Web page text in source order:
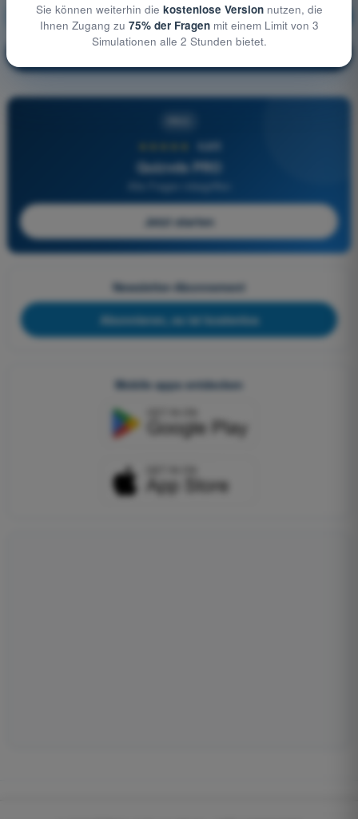
Meteorologie Ausbildung!
4,6/5
Quizvds PRO
Alle Fragen inbegriffen
Jetzt starten
Newsletter-Abonnement
Abonnieren, es ist kostenlos
Mobile apps entdecken
Sie können weiterhin die kostenlose Versionnutzen, die
Ihnen Zugang zu 75% der Fragenmit einem Limit von 3
Simulationen alle 2 Stunden bietet.